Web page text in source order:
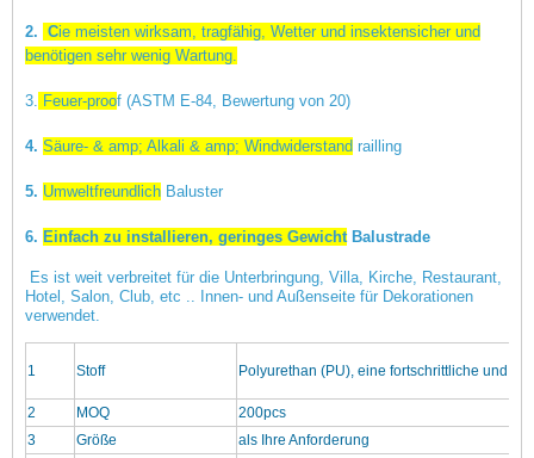
2. Cie meisten wirksam, tragfähig, Wetter und insektensicher und
benötigen sehr wenig Wartung.
3. Feuer-proof (ASTM E-84, Bewertung von 20)
4. Säure- & amp; Alkali & amp; Windwiderstand railling
5. Umweltfreundlich Baluster
6. Einfach zu installieren, geringes Gewicht Balustrade
Es ist weit verbreitet für die Unterbringung, Villa, Kirche, Restaurant,
Hotel, Salon, Club, etc .. Innen- und Außenseite für Dekorationen
verwendet.
1 Stoff Polyurethan (PU), eine fortschrittliche und
2 MOQ
200pcs
3
Größe als Ihre Anforderung